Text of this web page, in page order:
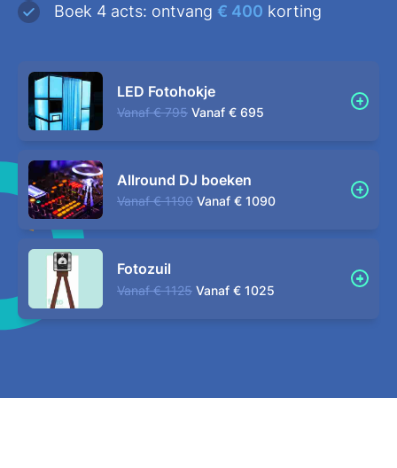
Boek 4 acts: ontvang € 400 korting
LED Fotohokje
Vanaf € 795 Vanaf € 695
Allround DJ boeken
Vanaf € 1190 Vanaf € 1090
Fotozuil
Vanaf € 1125 Vanaf € 1025